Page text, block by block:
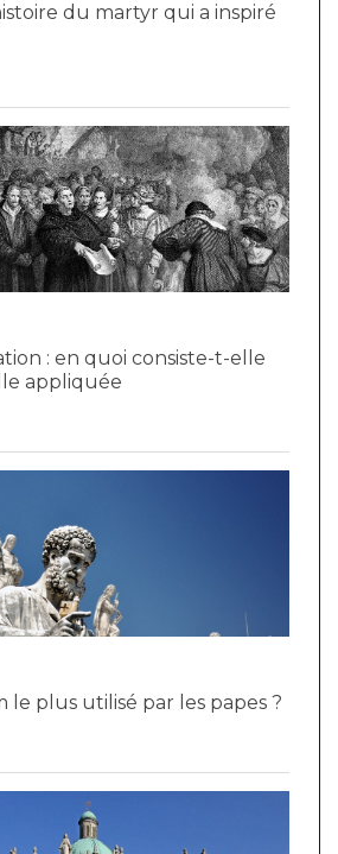
du martyr qui a inspiré
: en quoi consiste-t-elle
appliquée
le plus utilisé par les papes ?